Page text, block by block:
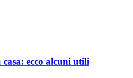
ecco alcuni utili